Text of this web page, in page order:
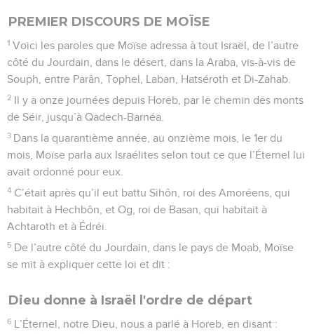
PREMIER DISCOURS DE MOÏSE
1 Voici les paroles que Moïse adressa à tout Israël, de l’autre
côté du Jourdain, dans le désert, dans la Araba, vis-à-vis de
Souph, entre Parân, Tophel, Laban, Hatséroth et Di-Zahab.
2 Il y a onze journées depuis Horeb, par le chemin des monts
de Séir, jusqu’à Qadech-Barnéa.
3 Dans la quarantième année, au onzième mois, le 1er du
mois, Moïse parla aux Israélites selon tout ce que l’Éternel lui
avait ordonné pour eux.
4 C’était après qu’il eut battu Sihôn, roi des Amoréens, qui
habitait à Hechbôn, et Og, roi de Basan, qui habitait à
Achtaroth et à Édréi.
5 De l’autre côté du Jourdain, dans le pays de Moab, Moïse
se mit à expliquer cette loi et dit :
Dieu donne à Israël l'ordre de départ
6 L’Éternel, notre Dieu, nous a parlé à Horeb, en disant :